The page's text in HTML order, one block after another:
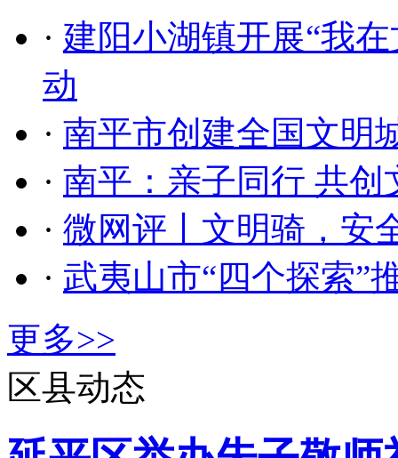
· 建阳小湖镇开展“我
动
· 南平市创建全国文明
· 南平：亲子同行 共创
· 微网评丨文明骑，安
· 武夷山市“四个探索”
更多>>
区县动态